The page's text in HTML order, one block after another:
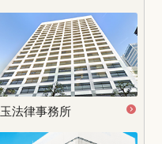
法律事務所